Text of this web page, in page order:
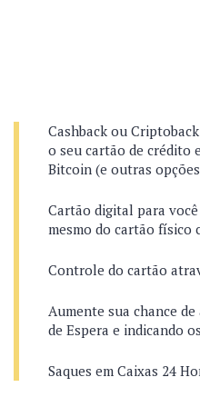
Cashback ou
o seu cartão de crédito
Bitcoin (e outras
Cartão digital para
mesmo do cartão físico
Controle do cartão
Aumente sua chance
de Espera e indicando
Saques em Caixas 24